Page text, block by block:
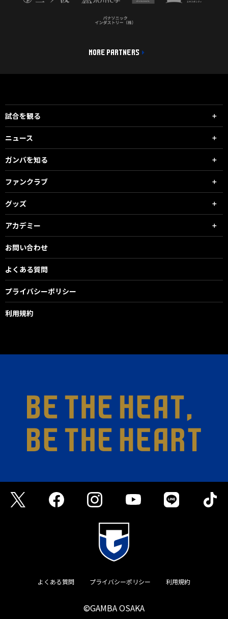
MORE PARTNERS
試合を観る
ニュース
ガンバを知る
ファンクラブ
グッズ
アカデミー
お問い合わせ
よくある質問
プライバシーポリシー
利用規約
よくある質問 プライバシーポリシー 利用規約
©GAMBA OSAKA